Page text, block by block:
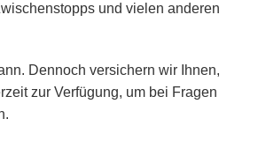
und vielen anderen
Dennoch versichern wir Ihnen,
zur Verfügung, um bei Fragen